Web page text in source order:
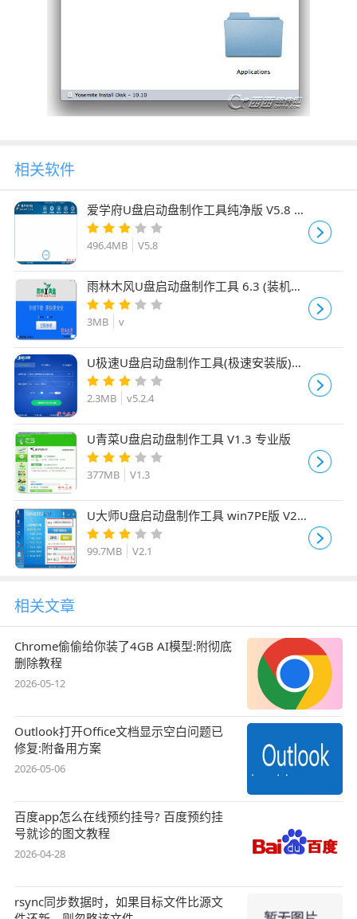
相关软件
爱学府U盘启动盘制作工具纯净版 V5.8 官
方绿色版
496.4MB V5.8
雨林木风U盘启动盘制作工具 6.3 (装机版
+UEFI版) 中文免费安装版
3MB v
U极速U盘启动盘制作工具(极速安装版)
v5.2.4 中文免费安装版
2.3MB v5.2.4
U青菜U盘启动盘制作工具 V1.3 专业版
377MB V1.3
U大师U盘启动盘制作工具 win7PE版 V2.1
官方安装版
99.7MB V2.1
相关文章
Chrome偷偷给你装了4GB AI模型:附彻底
删除教程
2026-05-12
Outlook打开Office文档显示空白问题已
修复:附备用方案
2026-05-06
百度app怎么在线预约挂号? 百度预约挂
号就诊的图文教程
2026-04-28
rsync同步数据时，如果目标文件比源文